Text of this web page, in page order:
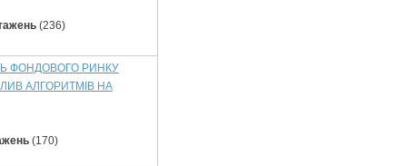
(236)
ФОНДОВОГО РИНКУ
АЛГОРИТМІВ НА
(170)